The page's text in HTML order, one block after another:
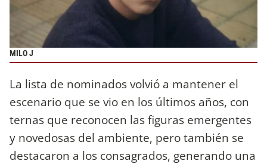
MILO J
La lista de nominados volvió a mantener el
escenario que se vio en los últimos años, con
ternas que reconocen las figuras emergentes
y novedosas del ambiente, pero también se
destacaron a los consagrados, generando una